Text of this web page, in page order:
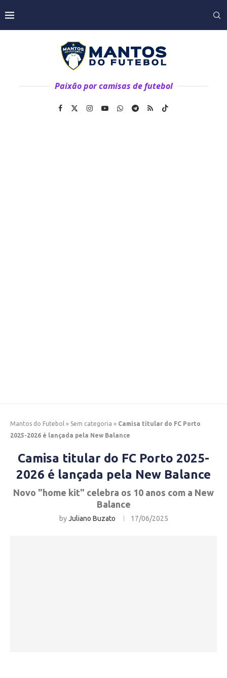
Paixão por camisas de futebol
Mantos do Futebol » Sem categoria » Camisa titular do FC Porto
2025-2026 é lançada pela New Balance
Camisa titular do FC Porto 2025-
2026 é lançada pela New Balance
Novo "home kit" celebra os 10 anos com a New
Balance
byJuliano Buzato 17/06/2025